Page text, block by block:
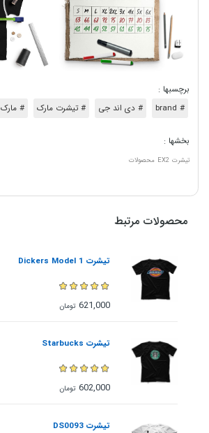
برچسبها :
# brand
# دی اند جی # تیشرت مارک # مارک
بخشها :
تیشرت EX2 محصولات
محصولات مرتبط
تیشرت Dickers Model 1
621,000 تومان
تیشرت Starbucks
602,000 تومان
تیشرت DS0093